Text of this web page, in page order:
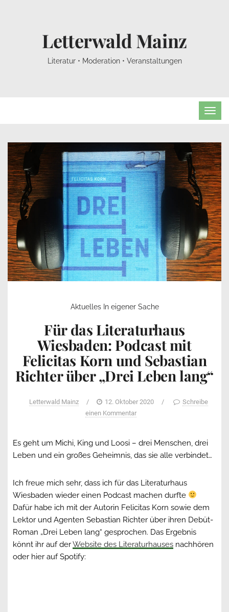
Letterwald Mainz
Literatur • Moderation • Veranstaltungen
Aktuelles In eigener Sache
Für das Literaturhaus
Wiesbaden: Podcast mit
Felicitas Korn und Sebastian
Richter über „Drei Leben lang“
Letterwald Mainz / 12. Oktober 2020 /
Schreibe
einen Kommentar
Es geht um Michi, King und Loosi – drei Menschen, drei
Leben und ein großes Geheimnis, das sie alle verbindet…
Ich freue mich sehr, dass ich für das Literaturhaus
Wiesbaden wieder einen Podcast machen durfte
Dafür habe ich mit der Autorin Felicitas Korn sowie dem
Lektor und Agenten Sebastian Richter über ihren Debüt-
Roman „Drei Leben lang“ gesprochen. Das Ergebnis
könnt ihr auf derWebsite des Literaturhauses nachhören
oder hier auf Spotify: